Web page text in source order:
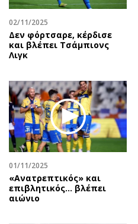
Αγορές
Money Review
AstroBank Properties
Trends
Ναυτιλία
Περιβάλλον
Ελλάδα
Κόσμος
Πολιτισμός
Σινεμά
02/11/2025
Δεν φόρτσαρε, κέρδισε
και βλέπει Τσάμπιονς
Λιγκ
01/11/2025
«Ανατρεπτικός» και
επιβλητικός… βλέπει
αιώνιο